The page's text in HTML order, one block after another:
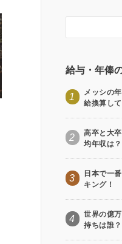
給与・年俸
1
メッシの
給換算して
2
高卒と大
均年収は？
3
日本で一
キング！
4
世界の億
持ちは誰？